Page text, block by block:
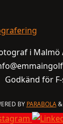
i Malmö
Godkänd för
BY PARABOLA&